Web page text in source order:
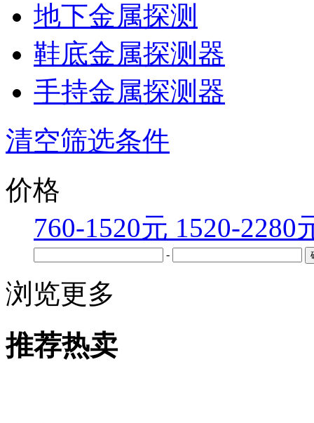
地下金属探测
鞋底金属探测器
手持金属探测器
清空筛选条件
价格
760-1520元 1520-2280
-
浏览更多
推荐热卖